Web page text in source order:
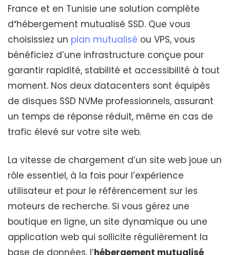
France et en Tunisie une solution complète
d’hébergement mutualisé SSD. Que vous
choisissiez un plan mutualisé ou VPS, vous
bénéficiez d’une infrastructure conçue pour
garantir rapidité, stabilité et accessibilité à tout
moment. Nos deux datacenters sont équipés
de disques SSD NVMe professionnels, assurant
un temps de réponse réduit, même en cas de
trafic élevé sur votre site web.
La vitesse de chargement d’un site web joue un
rôle essentiel, à la fois pour l’expérience
utilisateur et pour le référencement sur les
moteurs de recherche. Si vous gérez une
boutique en ligne, un site dynamique ou une
application web qui sollicite régulièrement la